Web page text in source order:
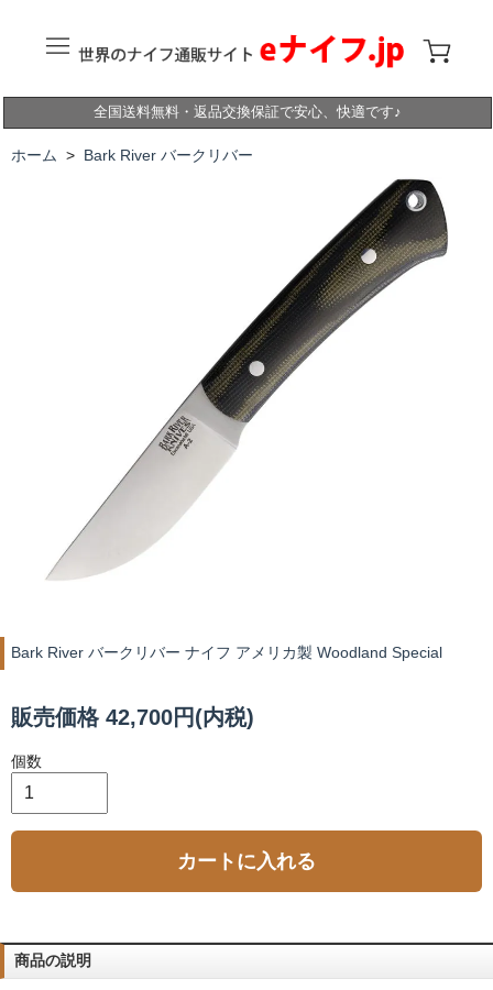
全国送料無料・返品交換保証で安心、快適です♪
ホーム > Bark River バークリバー
Bark River バークリバー ナイフ アメリカ製 Woodland Special
販売価格 42,700円(内税)
個数
カートに入れる
商品の説明